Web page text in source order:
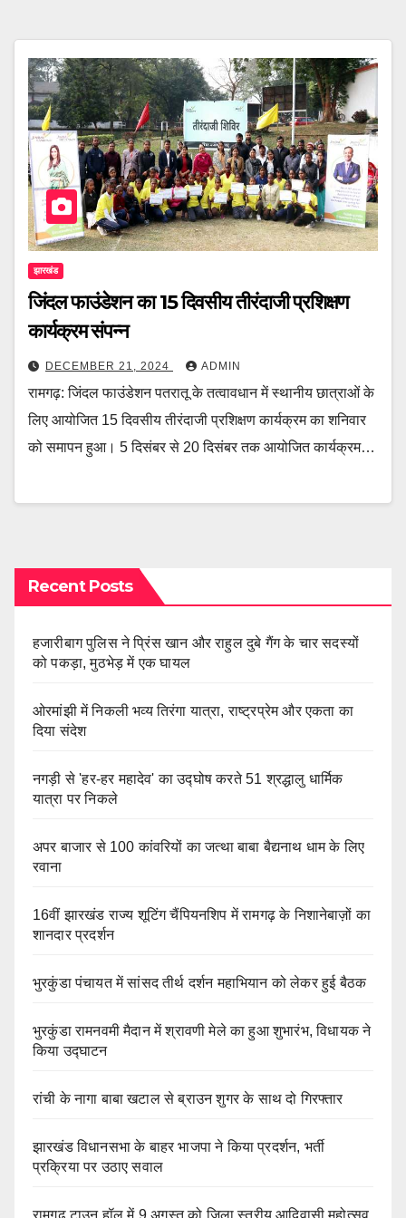
झारखंड
जिंदल फाउंडेशन का 15 दिवसीय तीरंदाजी प्रशिक्षण
कार्यक्रम संपन्न
DECEMBER 21, 2024 ADMIN
रामगढ़: जिंदल फाउंडेशन पतरातू के तत्वावधान में स्थानीय छात्राओं के
लिए आयोजित 15 दिवसीय तीरंदाजी प्रशिक्षण कार्यक्रम का शनिवार
को समापन हुआ। 5 दिसंबर से 20 दिसंबर तक आयोजित कार्यक्रम…
Recent Posts
हजारीबाग पुलिस ने प्रिंस खान और राहुल दुबे गैंग के चार सदस्यों
को पकड़ा, मुठभेड़ में एक घायल
ओरमांझी में निकली भव्य तिरंगा यात्रा, राष्ट्रप्रेम और एकता का
दिया संदेश
नगड़ी से 'हर-हर महादेव' का उद्घोष करते 51 श्रद्धालु धार्मिक
यात्रा पर निकले
अपर बाजार से 100 कांवरियों का जत्था बाबा बैद्यनाथ धाम के लिए
रवाना
16वीं झारखंड राज्य शूटिंग चैंपियनशिप में रामगढ़ के निशानेबाज़ों का
शानदार प्रदर्शन
भुरकुंडा पंचायत में सांसद तीर्थ दर्शन महाभियान को लेकर हुई बैठक
भुरकुंडा रामनवमी मैदान में श्रावणी मेले का हुआ शुभारंभ, विधायक ने
किया उद्घाटन
रांची के नागा बाबा खटाल से ब्राउन शुगर के साथ दो गिरफ्तार
झारखंड विधानसभा के बाहर भाजपा ने किया प्रदर्शन, भर्ती
प्रक्रिया पर उठाए सवाल
रामगढ़ टाउन हॉल में 9 अगस्त को जिला स्तरीय आदिवासी महोत्सव